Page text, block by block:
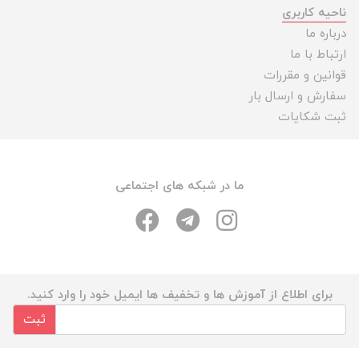
ناحیه کاربری
درباره ما
ارتباط با ما
قوانین و مقررات
سفارش و ارسال بار
ثبت شکایات
ما در شبکه های اجتماعی
برای اطلاع از آموزش ها و تخفیف ها ایمیل خود را وارد کنید.
ثبت